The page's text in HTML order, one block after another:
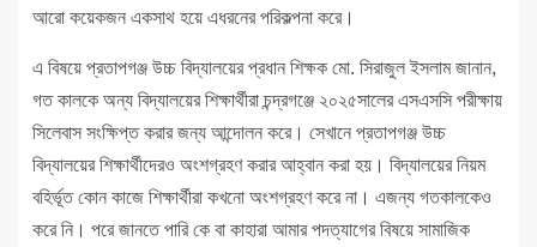
আরো কয়েকজন একসাথ হয়ে এধরনের পরিকল্পনা করে।
এ বিষয়ে প্রতাপগঞ্জ উচ্চ বিদ্যালয়ের প্রধান শিক্ষক মো. সিরাজুল ইসলাম জানান,
গত কালকে অন্য বিদ্যালয়ের শিক্ষার্থীরা চন্দ্রগঞ্জে ২০২৫সালের এসএসসি পরীক্ষায়
সিলেবাস সংক্ষিপ্ত করার জন্য আন্দোলন করে। সেখানে প্রতাপগঞ্জ উচ্চ
বিদ্যালয়ের শিক্ষার্থীদেরও অংশগ্রহণ করার আহ্বান করা হয়। বিদ্যালয়ের নিয়ম
বহির্ভূত কোন কাজে শিক্ষার্থীরা কখনো অংশগ্রহণ করে না। এজন্য গতকালকেও
করে নি। পরে জানতে পারি কে বা কাহারা আমার পদত্যাগের বিষয়ে সামাজিক